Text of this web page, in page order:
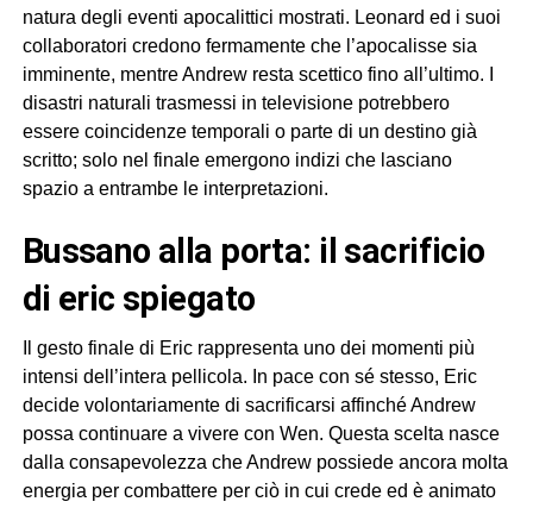
natura degli eventi apocalittici mostrati. Leonard ed i suoi
collaboratori credono fermamente che l’apocalisse sia
imminente, mentre Andrew resta scettico fino all’ultimo. I
disastri naturali trasmessi in televisione potrebbero
essere coincidenze temporali o parte di un destino già
scritto; solo nel finale emergono indizi che lasciano
spazio a entrambe le interpretazioni.
bussano alla porta: il sacrificio
di eric spiegato
Il gesto finale di Eric rappresenta uno dei momenti più
intensi dell’intera pellicola. In pace con sé stesso, Eric
decide volontariamente di sacrificarsi affinché Andrew
possa continuare a vivere con Wen. Questa scelta nasce
dalla consapevolezza che Andrew possiede ancora molta
energia per combattere per ciò in cui crede ed è animato